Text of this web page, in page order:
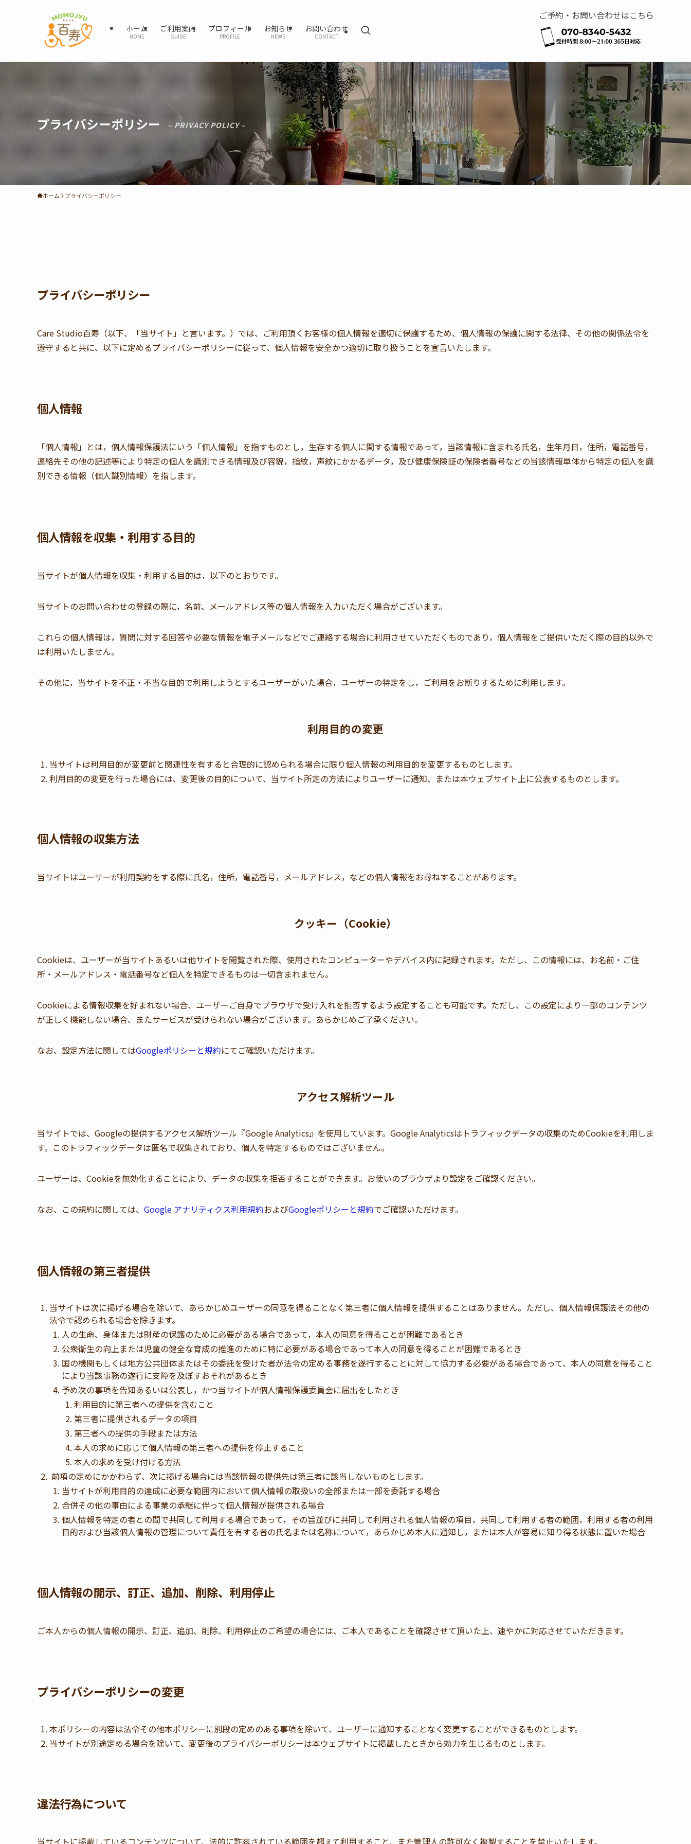
ホーム
HOME
ご利用案内
GUIDE
プロフィール
PROFILE
お知らせ
NEWS
お問い合わせ
CONTACT
ご予約・お問い合わせはこちら
プライバシーポリシー – PRIVACY POLICY –
ホーム プライバシーポリシー
プライバシーポリシー
Care Studio百寿（以下、「当サイト」と言います。）では、ご利用頂くお客様の個人情報を適切に保護するため、個人情報の保護に関する法律、その他の関係法令を
遵守すると共に、以下に定めるプライバシーポリシーに従って、個人情報を安全かつ適切に取り扱うことを宣言いたします。
個人情報
「個人情報」とは，個人情報保護法にいう「個人情報」を指すものとし，生存する個人に関する情報であって，当該情報に含まれる氏名，生年月日，住所，電話番号，
連絡先その他の記述等により特定の個人を識別できる情報及び容貌，指紋，声紋にかかるデータ，及び健康保険証の保険者番号などの当該情報単体から特定の個人を識
別できる情報（個人識別情報）を指します。
個人情報を収集・利用する目的
当サイトが個人情報を収集・利用する目的は，以下のとおりです。
当サイトのお問い合わせの登録の際に，名前、メールアドレス等の個人情報を入力いただく場合がございます。
これらの個人情報は，質問に対する回答や必要な情報を電子メールなどでご連絡する場合に利用させていただくものであり，個人情報をご提供いただく際の目的以外で
は利用いたしません。
その他に，当サイトを不正・不当な目的で利用しようとするユーザーがいた場合，ユーザーの特定をし，ご利用をお断りするために利用します。
利用目的の変更
当サイトは利用目的が変更前と関連性を有すると合理的に認められる場合に限り個人情報の利用目的を変更するものとします。
利用目的の変更を行った場合には、変更後の目的について、当サイト所定の方法によりユーザーに通知、または本ウェブサイト上に公表するものとします。
個人情報の収集方法
当サイトはユーザーが利用契約をする際に氏名，住所，電話番号，メールアドレス，などの個人情報をお尋ねすることがあります。
クッキー（Cookie）
Cookieは、ユーザーが当サイトあるいは他サイトを閲覧された際、使用されたコンピューターやデバイス内に記録されます。ただし、この情報には、お名前・ご住
所・メールアドレス・電話番号など個人を特定できるものは一切含まれません。
Cookieによる情報収集を好まれない場合、ユーザーご自身でブラウザで受け入れを拒否するよう設定することも可能です。ただし、この設定により一部のコンテンツ
が正しく機能しない場合、またサービスが受けられない場合がございます。あらかじめご了承ください。
なお、設定方法に関してはGoogleポリシーと規約にてご確認いただけます。
アクセス解析ツール
当サイトでは、Googleの提供するアクセス解析ツール『Google Analytics』を使用しています。Google Analyticsはトラフィックデータの収集のためCookieを利用しま
す。このトラフィックデータは匿名で収集されており、個人を特定するものではございません。
ユーザーは、Cookieを無効化することにより、データの収集を拒否することができます。お使いのブラウザより設定をご確認ください。
なお、この規約に関しては、 Google アナリティクス利用規約およびGoogleポリシーと規約でご確認いただけます。
個人情報の第三者提供
当サイトは次に掲げる場合を除いて、あらかじめユーザーの同意を得ることなく第三者に個人情報を提供することはありません。ただし、個人情報保護法その他の
法令で認められる場合を除きます。
人の生命、身体または財産の保護のために必要がある場合であって，本人の同意を得ることが困難であるとき
公衆衛生の向上または児童の健全な育成の推進のために特に必要がある場合であって本人の同意を得ることが困難であるとき
国の機関もしくは地方公共団体またはその委託を受けた者が法令の定める事務を遂行することに対して協力する必要がある場合であって、本人の同意を得ること
により当該事務の遂行に支障を及ぼすおそれがあるとき
予め次の事項を告知あるいは公表し，かつ当サイトが個人情報保護委員会に届出をしたとき
利用目的に第三者への提供を含むこと
第三者に提供されるデータの項目
第三者への提供の手段または方法
本人の求めに応じて個人情報の第三者への提供を停止すること
本人の求めを受け付ける方法
前項の定めにかかわらず、次に掲げる場合には当該情報の提供先は第三者に該当しないものとします。
当サイトが利用目的の達成に必要な範囲内において個人情報の取扱いの全部または一部を委託する場合
合併その他の事由による事業の承継に伴って個人情報が提供される場合
個人情報を特定の者との間で共同して利用する場合であって，その旨並びに共同して利用される個人情報の項目，共同して利用する者の範囲，利用する者の利用
目的および当該個人情報の管理について責任を有する者の氏名または名称について，あらかじめ本人に通知し，または本人が容易に知り得る状態に置いた場合
個人情報の開示、訂正、追加、削除、利用停止
ご本人からの個人情報の開示、訂正、追加、削除、利用停止のご希望の場合には、ご本人であることを確認させて頂いた上、速やかに対応させていただきます。
プライバシーポリシーの変更
本ポリシーの内容は法令その他本ポリシーに別段の定めのある事項を除いて、ユーザーに通知することなく変更することができるものとします。
当サイトが別途定める場合を除いて、変更後のプライバシーポリシーは本ウェブサイトに掲載したときから効力を生じるものとします。
違法行為について